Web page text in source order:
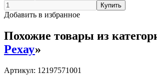
Добавить в избранное
Похожие товары из
Рехау»
Артикул: 12197571001